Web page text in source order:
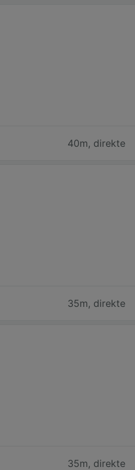
40m, direkte
35m, direkte
35m, direkte